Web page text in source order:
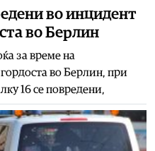
во инцидент
во Берлин
за време на
во Берлин, при
16 се повредени,